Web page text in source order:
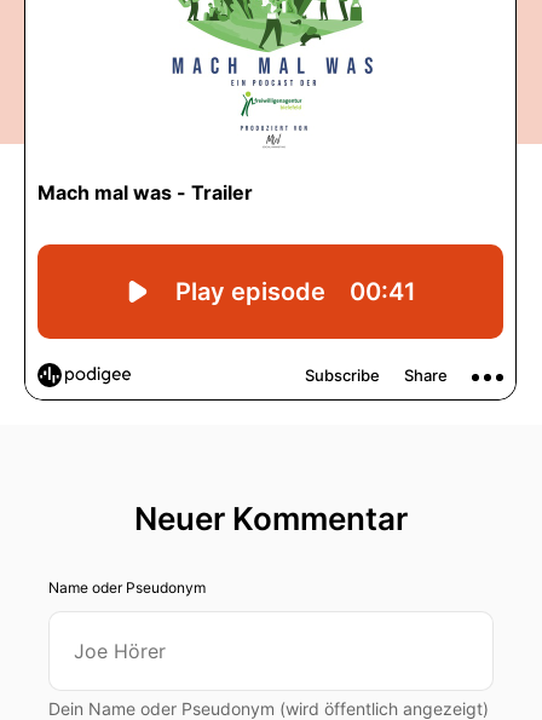
Neuer Kommentar
Name oder Pseudonym
Dein Name oder Pseudonym (wird öffentlich angezeigt)